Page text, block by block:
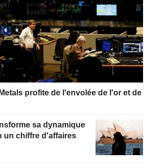
profite de l'envolée de l'or et de
sa dynamique
un chiffre d'affaires